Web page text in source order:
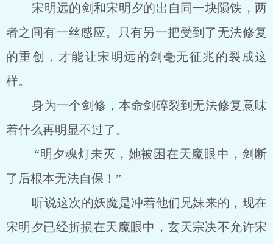
宋明远的剑和宋明夕的出自同一块陨铁，两
者之间有一丝感应。只有另一把受到了无法修复
的重创，才能让宋明远的剑毫无征兆的裂成这
样。
身为一个剑修，本命剑碎裂到无法修复意味
着什么再明显不过了。
“明夕魂灯未灭，她被困在天魔眼中，剑断
了后根本无法自保！”
听说这次的妖魔是冲着他们兄妹来的，现在
宋明夕已经折损在天魔眼中，玄天宗决不允许宋